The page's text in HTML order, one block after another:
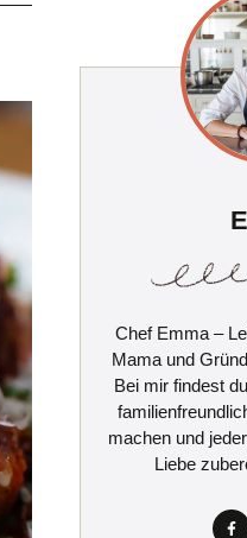
Chef Emma –
Mama und
Bei mir findest
machen und
Liebe